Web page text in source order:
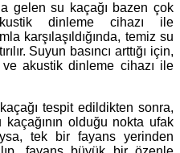
gelen su kaçağı bazen çok
dinleme cihazı ile
karşılaşıldığında, temiz su
Suyun basıncı arttığı için,
akustik dinleme cihazı ile
tespit edildikten sonra,
kaçağının olduğu nokta ufak
tek bir fayans yerinden